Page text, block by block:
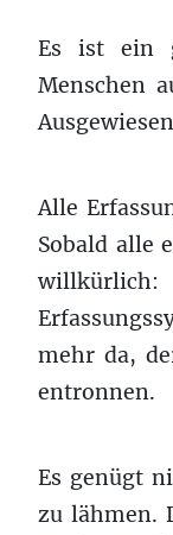
Es ist ein
Menschen
Alle
Sobald alle
mehr da,
entronnen.
Es genügt
zu lähmen.